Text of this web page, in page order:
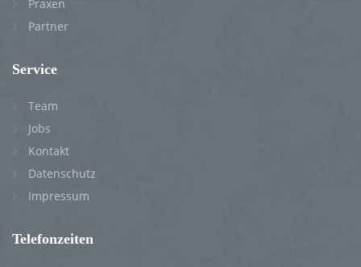
Praxen
Partner
Service
Team
Jobs
Kontakt
Datenschutz
Impressum
Telefonzeiten